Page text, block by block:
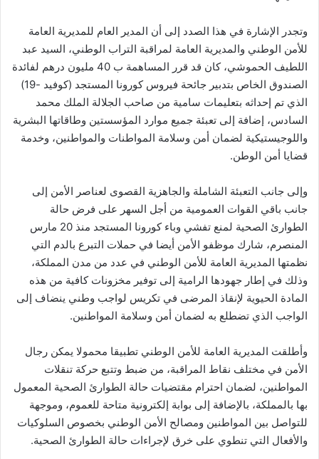
وتجدر الإشارة في هذا الصدد إلى أن المدير العام للمديرية العامة
للأمن الوطني والمديرية العامة لمراقبة التراب الوطني، السيد عبد
اللطيف الحموشي، كان قد قرر المساهمة ب 40 مليون درهم لفائدة
الصندوق الخاص بتدبير جائحة فيروس كورونا المستجد (كوفيد -19)
الذي تم إحداثه بتعليمات سامية من صاحب الجلالة الملك محمد
السادس، إضافة إلى تعبئة جميع موارد المؤسستين وطاقاتها البشرية
واللوجيستيكية لضمان أمن وسلامة المواطنات والمواطنين، وخدمة
قضايا أمن الوطن.
وإلى جانب التعبئة الشاملة والجاهزية القصوى لعناصر الأمن إلى
جانب باقي القوات العمومية من أجل السهر على فرض حالة
الطوارئ الصحية لمنع تفشي وباء كورونا المستجد منذ 20 مارس
المنصرم، شارك موظفو الأمن أيضا في حملات التبرع بالدم التي
نظمتها المديرية العامة للأمن الوطني في عدد من مدن المملكة،
وذلك في إطار جهودها الرامية إلى توفير مخزونات كافية من هذه
المادة الحيوية لإنقاذ المرضى في تكريس لواجب وطني ينضاف إلى
الواجب الذي تضطلع به لضمان أمن وسلامة المواطنين.
وأطلقت المديرية العامة للأمن الوطني تطبيقا محمولا يمكن رجال
الأمن في مختلف نقاط المراقبة، من ضبط وتتبع حركة تنقلات
المواطنين، لضمان احترام مقتضيات حالة الطوارئ الصحية المعمول
بها بالمملكة، بالإضافة إلى بوابة إلكترونية متاحة للعموم، وموجهة
للتواصل بين المواطنين ومصالح الأمن الوطني بخصوص السلوكيات
والأفعال التي تنطوي على خرق لإجراءات حالة الطوارئ الصحية.